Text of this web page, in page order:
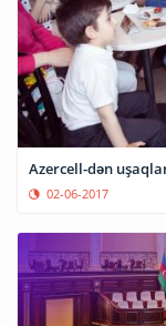
Azercell-dən
02-06-2017